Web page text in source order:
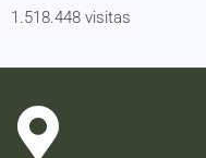
1.518.448 visitas